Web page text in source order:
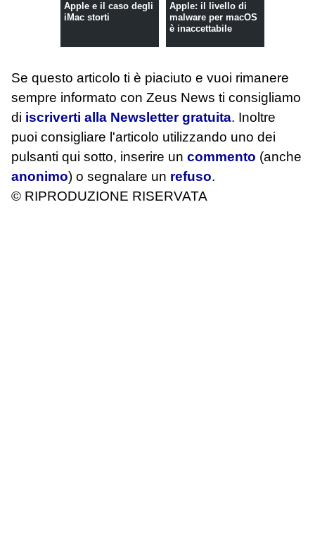
Apple e il caso degli
iMac storti
Apple: il livello di
malware per macOS
è inaccettabile
Se questo articolo ti è piaciuto e vuoi rimanere
sempre informato con Zeus News ti consigliamo
di iscriverti alla Newsletter gratuita. Inoltre
puoi consigliare l'articolo utilizzando uno dei
pulsanti qui sotto, inserire un commento (anche
anonimo) o segnalare un refuso.
© RIPRODUZIONE RISERVATA